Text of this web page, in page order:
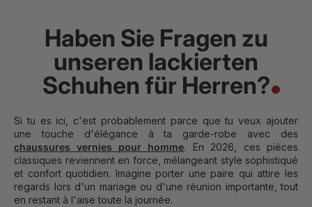
Haben Sie Fragen zu
unseren lackierten
Schuhen für Herren?
Si tu es ici, c'est probablement parce que tu veux ajouter
une touche d'élégance à ta garde-robe avec des
chaussures vernies pour homme. En 2026, ces pièces
classiques reviennent en force, mélangeant style sophistiqué
et confort quotidien. Imagine porter une paire qui attire les
regards lors d'un mariage ou d'une réunion importante, tout
en restant à l'aise toute la journée.